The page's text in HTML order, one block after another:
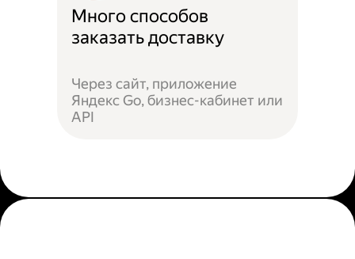
Много способов
заказать доставку
Через сайт, приложение
Яндекс Go, бизнес-кабинет или
API